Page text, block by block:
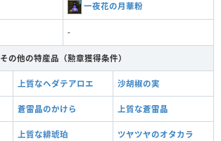
一夜花の月華粉
-
その他の特産品（勲章獲得条件）
上質なヘダテアロエ 沙胡椒の実
蒼雷晶のかけら 上質な蒼雷晶
上質な緋琥珀 ツヤツヤのオタカラ